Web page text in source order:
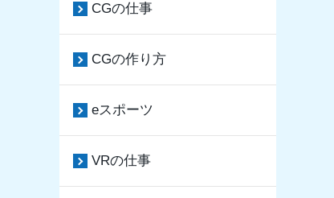
CGの仕事
CGの作り方
eスポーツ
VRの仕事